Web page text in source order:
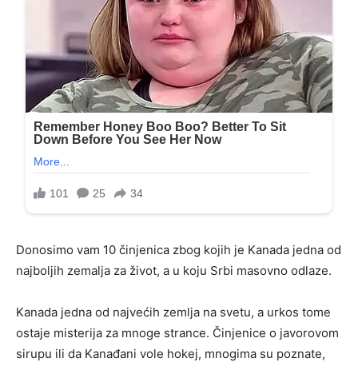
Donosimo vam 10 činjenica zbog kojih je Kanada jedna od
najboljih zemalja za život, a u koju Srbi masovno odlaze.
Kanada jedna od najvećih zemlja na svetu, a urkos tome
ostaje misterija za mnoge strance. Činjenice o javorovom
sirupu ili da Kanađani vole hokej, mnogima su poznate,